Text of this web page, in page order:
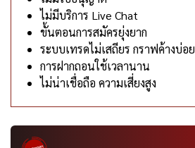
ไม่มีบริการ Live Chat
ขั้นตอนการสมัครยุ่งยาก
ระบบเทรดไม่เสถียร กราฟค้างบ่อย
การฝากถอนใช้เวลานาน
ไม่น่าเชื่อถือ ความเสี่ยงสูง